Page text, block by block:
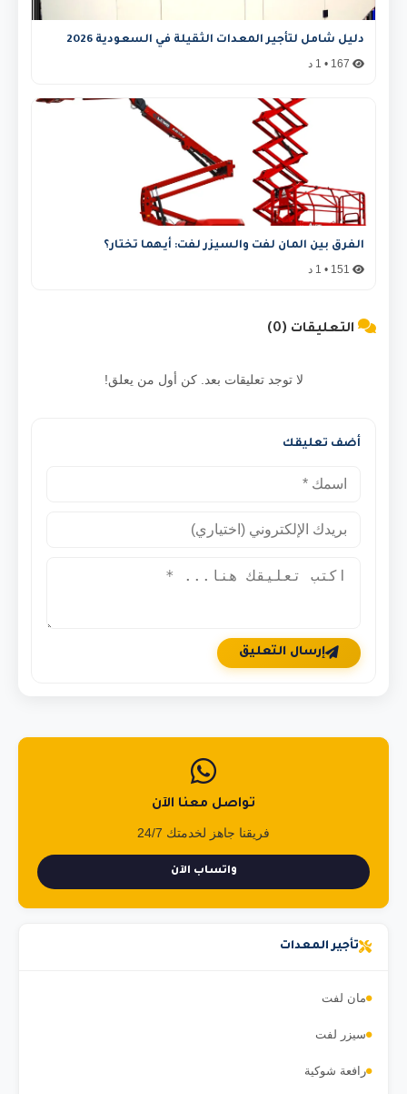
دليل شامل لتأجير المعدات الثقيلة في السعودية 2026
الفرق بين المان لفت والسيزر لفت: أيهما تختار؟
التعليقات (0)
لا توجد تعليقات بعد. كن أول من يعلق!
أضف تعليقك
إرسال التعليق
تواصل معنا الآن
فريقنا جاهز لخدمتك 24/7
واتساب الآن
تأجير المعدات
مان لفت
سيزر لفت
رافعة شوكية